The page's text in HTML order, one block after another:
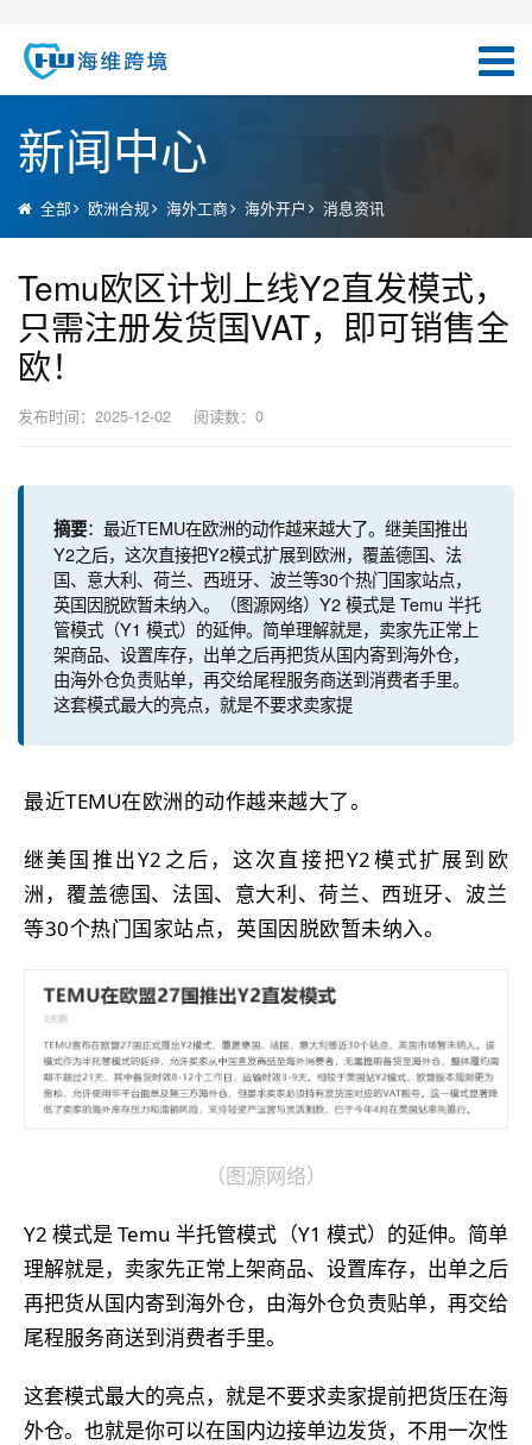
新闻中心
全部 欧洲合规 海外工商 海外开户 消息资讯
Temu欧区计划上线Y2直发模式，
只需注册发货国VAT，即可销售全
欧！
发布时间：2025-12-02 阅读数： 0
摘要：最近TEMU在欧洲的动作越来越大了。继美国推出
Y2之后，这次直接把Y2模式扩展到欧洲，覆盖德国、法
国、意大利、荷兰、西班牙、波兰等30个热门国家站点，
英国因脱欧暂未纳入。（图源网络）Y2 模式是 Temu 半托
管模式（Y1 模式）的延伸。简单理解就是，卖家先正常上
架商品、设置库存，出单之后再把货从国内寄到海外仓，
由海外仓负责贴单，再交给尾程服务商送到消费者手里。
这套模式最大的亮点，就是不要求卖家提
最近TEMU在欧洲的动作越来越大了。
继美国推出Y2之后，这次直接把Y2模式扩展到欧
洲，覆盖德国、法国、意大利、荷兰、西班牙、波兰
等30个热门国家站点，英国因脱欧暂未纳入。
（图源网络）
Y2 模式是 Temu 半托管模式（Y1 模式）的延伸。简单
理解就是， 卖家先正常上架商品、设置库存，出单之后
再把货从国内寄到海外仓，由海外仓负责贴单，再交给
尾程服务商送到消费者手里。
这套模式最大的亮点，就是不要求卖家提前把货压在海
外仓。也就是你可以在国内边接单边发货，不用一次性